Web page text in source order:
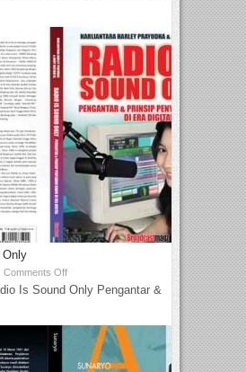
Only
Comments Off
Is Sound Only Pengantar &